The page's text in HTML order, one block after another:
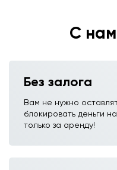
С
Без залога
Вам не нужно
блокировать деньги
только за аренду!